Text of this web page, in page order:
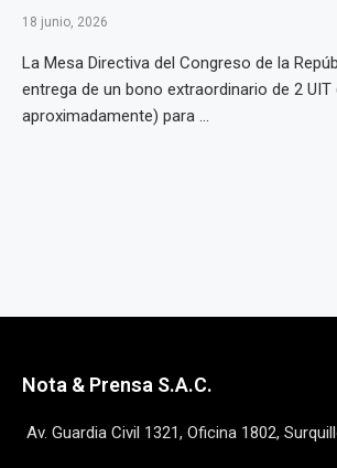
18 junio, 2026
La Mesa Directiva del Congreso de la
entrega de un bono extraordinario de 2 UIT
aproximadamente) para ...
Nota & Prensa S.A.C.
Av. Guardia Civil 1321, Oficina 1802,